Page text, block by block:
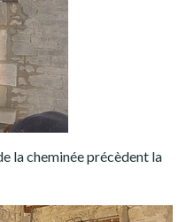
la cheminée précèdent la